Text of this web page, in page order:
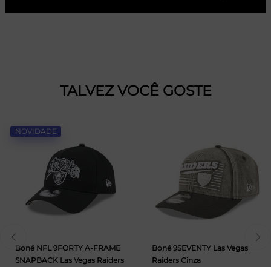
TALVEZ VOCÊ GOSTE
NOVIDADE
Boné NFL 9FORTY A-FRAME
SNAPBACK Las Vegas Raiders
Boné 9SEVENTY Las Vegas
Raiders Cinza